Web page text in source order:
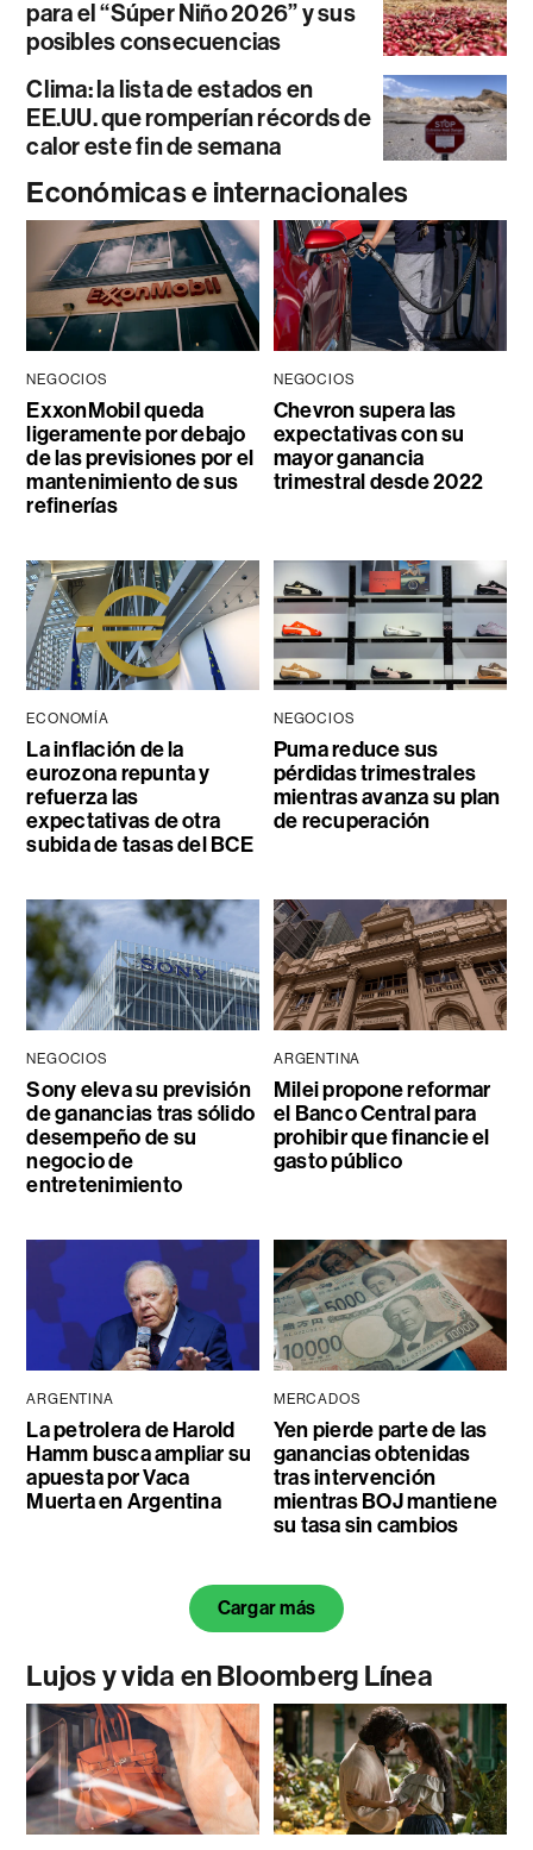
para el “Súper Niño 2026” y sus
posibles consecuencias
Clima: la lista de estados en
EE.UU. que romperían récords de
calor este fin de semana
Económicas e internacionales
NEGOCIOS
ExxonMobil queda
ligeramente por debajo
de las previsiones por el
mantenimiento de sus
refinerías
NEGOCIOS
Chevron supera las
expectativas con su
mayor ganancia
trimestral desde 2022
ECONOMÍA
La inflación de la
eurozona repunta y
refuerza las
expectativas de otra
subida de tasas del BCE
NEGOCIOS
Puma reduce sus
pérdidas trimestrales
mientras avanza su plan
de recuperación
NEGOCIOS
Sony eleva su previsión
de ganancias tras sólido
desempeño de su
negocio de
entretenimiento
ARGENTINA
Milei propone reformar
el Banco Central para
prohibir que financie el
gasto público
ARGENTINA
La petrolera de Harold
Hamm busca ampliar su
apuesta por Vaca
Muerta en Argentina
MERCADOS
Yen pierde parte de las
ganancias obtenidas
tras intervención
mientras BOJ mantiene
su tasa sin cambios
Cargar más
Lujos y vida en Bloomberg Línea